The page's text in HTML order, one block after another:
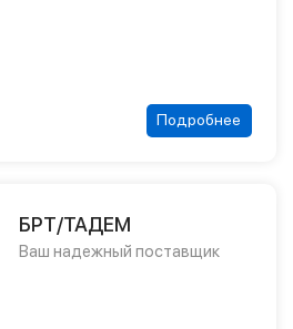
Подробнее
БРТ/ТАДЕМ
Ваш надежный поставщик